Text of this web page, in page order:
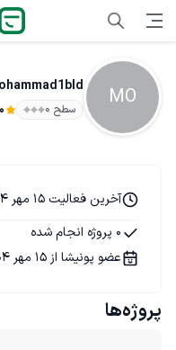
MO سطح ۰ 0
آخرین فعالیت 15 مهر 1404
0 پروژه انجام شده
عضو پونیشا از 15 مهر 1404
پروژه‌ها